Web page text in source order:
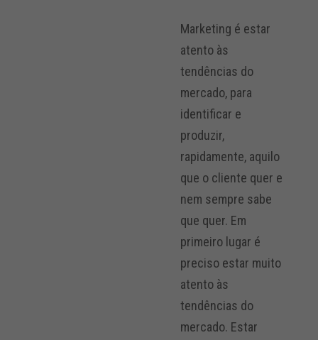
Marketing é estar
atento às
tendências do
mercado, para
identificar e
produzir,
rapidamente, aquilo
que o cliente quer e
nem sempre sabe
que quer. Em
primeiro lugar é
preciso estar muito
atento às
tendências do
mercado. Estar